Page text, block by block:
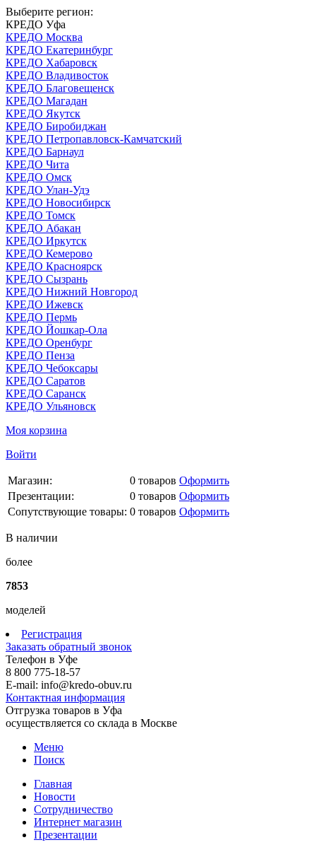
Выберите регион:
КРЕДО Уфа
КРЕДО Москва
КРЕДО Екатеринбург
КРЕДО Хабаровск
КРЕДО Владивосток
КРЕДО Благовещенск
КРЕДО Магадан
КРЕДО Якутск
КРЕДО Биробиджан
КРЕДО Петропавловск-Камчатский
КРЕДО Барнаул
КРЕДО Чита
КРЕДО Омск
КРЕДО Улан-Удэ
КРЕДО Новосибирск
КРЕДО Томск
КРЕДО Абакан
КРЕДО Иркутск
КРЕДО Кемерово
КРЕДО Красноярск
КРЕДО Сызрань
КРЕДО Нижний Новгород
КРЕДО Ижевск
КРЕДО Пермь
КРЕДО Йошкар-Ола
КРЕДО Оренбург
КРЕДО Пенза
КРЕДО Чебоксары
КРЕДО Саратов
КРЕДО Саранск
КРЕДО Ульяновск
Моя корзина
Войти
Магазин: 0 товаров Оформить
Презентации:
0 товаров Оформить
Сопутствующие товары: 0 товаров Оформить
В наличии
более
7853
моделей
Регистрация
Заказать обратный звонок
Телефон в Уфе
8 800 775-18-57
E-mail: info@kredo-obuv.ru
Контактная информация
Отгрузка товаров в Уфа
осуществляется со склада в Москве
Меню
Поиск
Главная
Новости
Сотрудничество
Интернет магазин
Презентации